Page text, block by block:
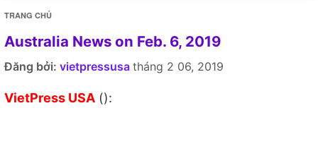
TRANG CHỦ
Australia News on Feb. 6, 2019
Đăng bởi: vietpressusa tháng 2 06, 2019
VietPress USA ():